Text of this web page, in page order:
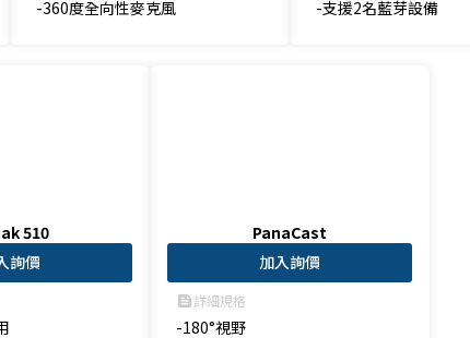
-360度全向性麥克風
-支援2名藍芽設備
510
詢價
PanaCast
加入詢價
feed詳細規格
-180°視野